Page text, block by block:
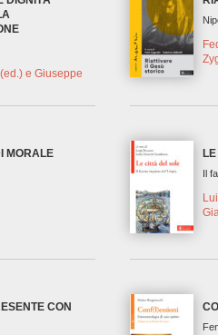
e Giuseppe
MORALE
Il
CON